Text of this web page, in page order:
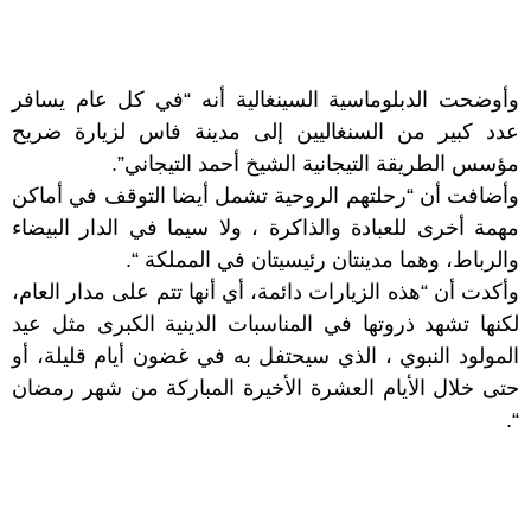
وأوضحت الدبلوماسية السينغالية أنه “في كل عام يسافر
عدد كبير من السنغاليين إلى مدينة فاس لزيارة ضريح
مؤسس الطريقة التيجانية الشيخ أحمد التيجاني”.
وأضافت أن “رحلتهم الروحية تشمل أيضا التوقف في أماكن
مهمة أخرى للعبادة والذاكرة ، ولا سيما في الدار البيضاء
والرباط، وهما مدينتان رئيسيتان في المملكة “.
وأكدت أن “هذه الزيارات دائمة، أي أنها تتم على مدار العام،
لكنها تشهد ذروتها في المناسبات الدينية الكبرى مثل عيد
المولود النبوي ، الذي سيحتفل به في غضون أيام قليلة، أو
حتى خلال الأيام العشرة الأخيرة المباركة من شهر رمضان
“.